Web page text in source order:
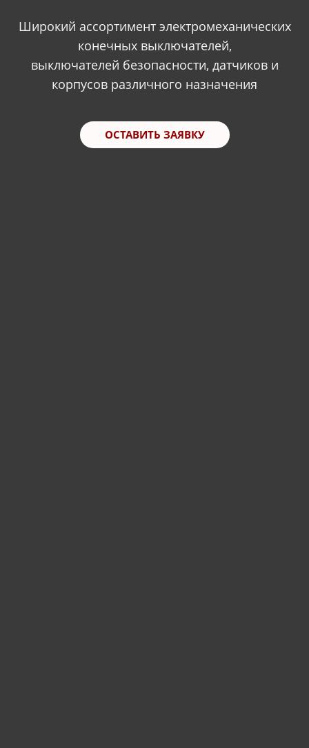
Широкий ассортимент электромеханических
конечных выключателей,
выключателей безопасности, датчиков и
корпусов различного назначения
ОСТАВИТЬ ЗАЯВКУ